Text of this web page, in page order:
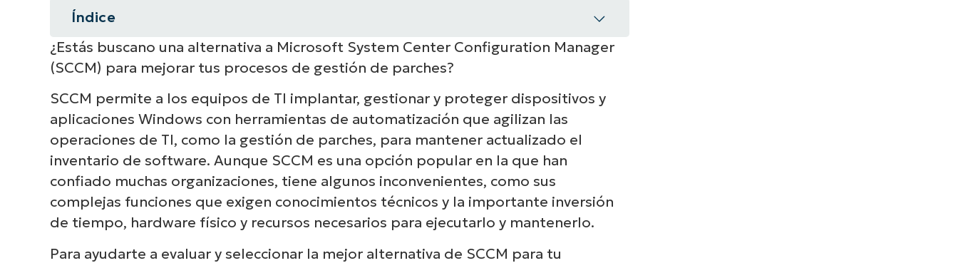
Índice
Resumen instantáneo
¿Puede utilizarse SCCM para la gestión de parches?
¿Cuál es la diferencia entre la aplicación de parches WSUS y SCCM?
¿Está SCCM obsoleto?
Las 10 mejores alternativas a SCCM
¿Estás buscano una alternativa a Microsoft System Center Configuration Manager
(SCCM) para mejorar tus procesos de gestión de parches?
SCCM permite a los equipos de TI implantar, gestionar y proteger dispositivos y
aplicaciones Windows con herramientas de automatización que agilizan las
operaciones de TI, como la gestión de parches, para mantener actualizado el
inventario de software. Aunque SCCM es una opción popular en la que han
confiado muchas organizaciones, tiene algunos inconvenientes, como sus
complejas funciones que exigen conocimientos técnicos y la importante inversión
de tiempo, hardware físico y recursos necesarios para ejecutarlo y mantenerlo.
Para ayudarte a evaluar y seleccionar la mejor alternativa de SCCM para tu